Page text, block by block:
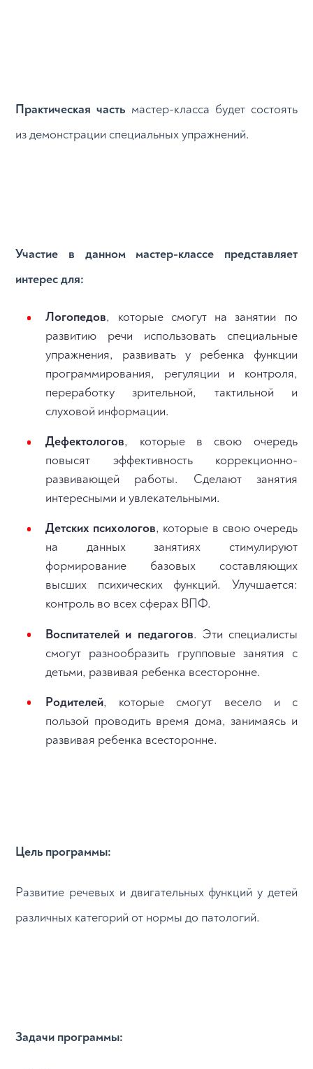
Практическая часть мастер-класса будет состоять
из демонстрации специальных упражнений.
Участие в данном мастер-классе представляет
интерес для:
Логопедов, которые смогут на занятии по
развитию речи использовать специальные
упражнения, развивать у ребенка функции
программирования, регуляции и контроля,
переработку зрительной, тактильной и
слуховой информации.
Дефектологов, которые в свою очередь
повысят эффективность коррекционно-
развивающей работы. Сделают занятия
интересными и увлекательными.
Детских психологов, которые в свою очередь
на данных занятиях стимулируют
формирование базовых составляющих
высших психических функций. Улучшается:
контроль во всех сферах ВПФ.
Воспитателей и педагогов. Эти специалисты
смогут разнообразить групповые занятия с
детьми, развивая ребенка всесторонне.
Родителей, которые смогут весело и с
пользой проводить время дома, занимаясь и
развивая ребенка всесторонне.
Цель программы:
Развитие речевых и двигательных функций у детей
различных категорий от нормы до патологий.
Задачи программы: